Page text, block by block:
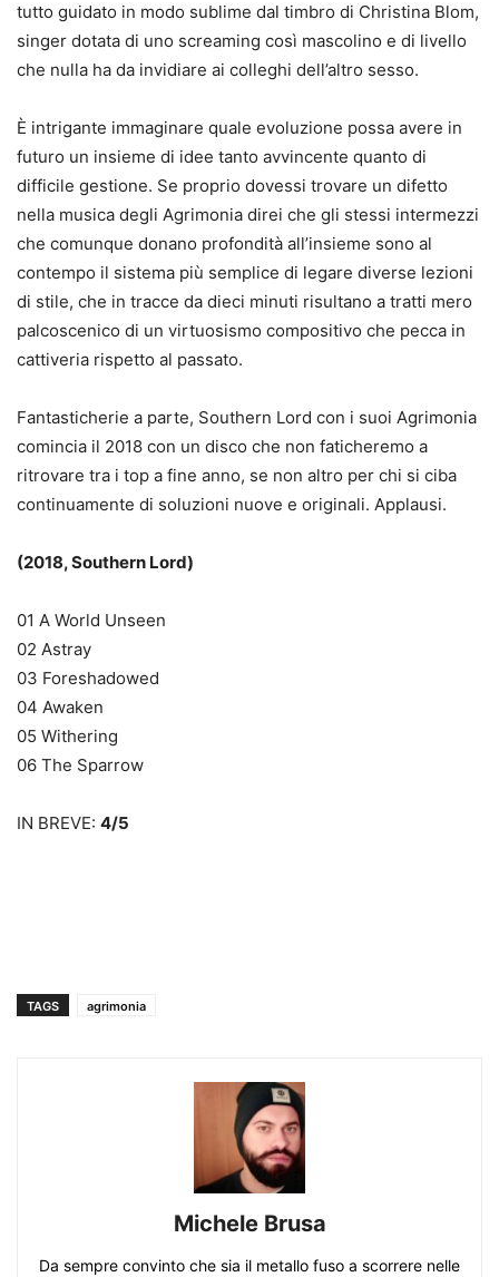
tutto guidato in modo sublime dal timbro di Christina Blom,
singer dotata di uno screaming così mascolino e di livello
che nulla ha da invidiare ai colleghi dell’altro sesso.
È intrigante immaginare quale evoluzione possa avere in
futuro un insieme di idee tanto avvincente quanto di
difficile gestione. Se proprio dovessi trovare un difetto
nella musica degli Agrimonia direi che gli stessi intermezzi
che comunque donano profondità all’insieme sono al
contempo il sistema più semplice di legare diverse lezioni
di stile, che in tracce da dieci minuti risultano a tratti mero
palcoscenico di un virtuosismo compositivo che pecca in
cattiveria rispetto al passato.
Fantasticherie a parte, Southern Lord con i suoi Agrimonia
comincia il 2018 con un disco che non faticheremo a
ritrovare tra i top a fine anno, se non altro per chi si ciba
continuamente di soluzioni nuove e originali. Applausi.
(2018, Southern Lord)
01 A World Unseen
02 Astray
03 Foreshadowed
04 Awaken
05 Withering
06 The Sparrow
IN BREVE: 4/5
TAGS agrimonia
Michele Brusa
Da sempre convinto che sia il metallo fuso a scorrere nelle